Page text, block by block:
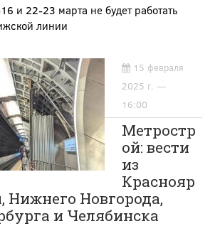
и 22-23 марта не будет работать
линии
15 февраля
2025 г. —
16:00
Метростр
ой: вести
из
Краснояр
Нижнего Новгорода,
и Челябинска